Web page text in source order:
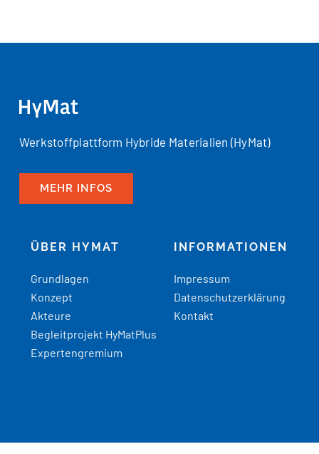
Werkstoffplattform Hybride Materialien (HyMat)
MEHR INFOS
ÜBER HYMAT
Grundlagen
Konzept
Akteure
Begleitprojekt HyMatPlus
Expertengremium
INFORMATIONEN
Impressum
Datenschutzerklärung
Kontakt